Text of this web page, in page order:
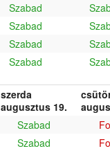
Szabad
Szabad
Szabad
Szabad
szerda
augusztus 19.
Szabad
Szabad